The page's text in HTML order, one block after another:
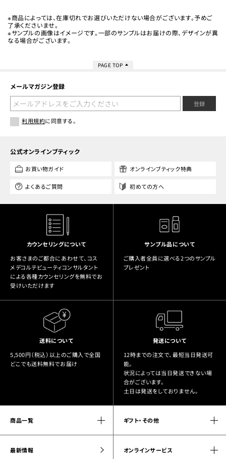
※商品によっては、在庫切れでお選びいただけない場合がございます。予めご
了承くださいませ。
※サンプルの画像はイメージです。一部のサンプルはお届けの際、デザインが異
なる場合がございます。
PAGE TOP
メールマガジン登録
登録
利用規約に同意する。
公式オンラインブティック
お買い物ガイド オンラインブティック特典
よくあるご質問 初めての方へ
カウンセリングについて
お客さまのご都合にあわせて、コス
メデコルテビューティコンサルタント
による各種カウンセリングを無料でお
受けいただけます
サンプル品について
ご購入者全員に選べる2つのサンプル
プレゼント
送料について
5,500円（税込）以上のご購入で全国
どこでも送料無料でお届け
発送について
12時までの注文で、最短当日発送可
能。
状況によっては当日発送できない場
合がございます。
土日は発送をしておりません。
商品一覧 ギフト・その他
最新情報 オンラインサービス